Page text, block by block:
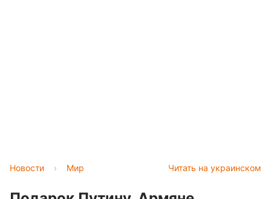
Читать на украинском
Новости › Мир